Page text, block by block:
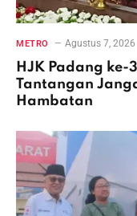
METRO Agustus 7, 2026
HJK Padang ke-
Tantangan
Hambatan